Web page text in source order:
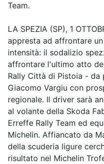
Team.
LA SPEZIA (SP), 1
appresta ad affrontare
intensità: il sodalizio
affrontare l'ultimo atto
Rally Città di Pistoia -
Giacomo Vargiu con
regionale. Il driver sarà
al volante della Skoda
Erreffe Rally Team ed
Michelin. Affiancato da
della scuderia ligure
risultato nel Michelin